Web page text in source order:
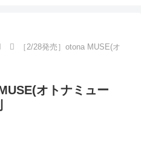
［2/28発売］otona MUSE(オ
オトナミュー